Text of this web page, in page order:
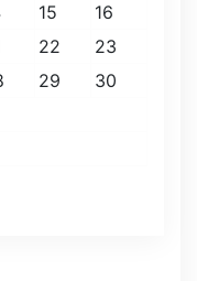
15
16
22
23
29
30